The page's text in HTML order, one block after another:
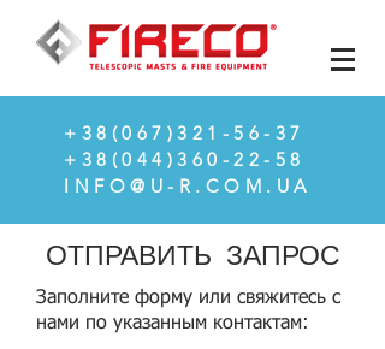
+38(067)321-56-37
+38(044)360-22-58
INFO@U-R.COM.UA
ОТПРАВИТЬ ЗАПРОС
Заполните форму или свяжитесь с
нами по указанным контактам: